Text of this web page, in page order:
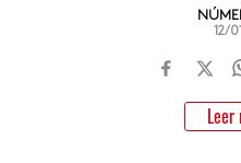
12/